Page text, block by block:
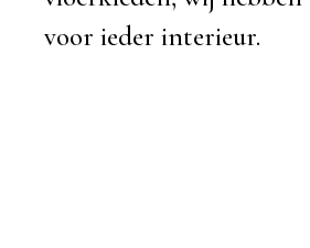
voor ieder interieur.